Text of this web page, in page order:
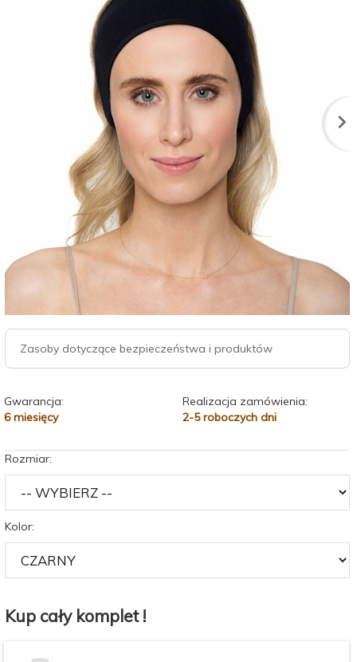
Zasoby dotyczące bezpieczeństwa i produktów
Gwarancja:
6 miesięcy
Realizacja zamówienia:
2-5 roboczych dni
Rozmiar:
Kolor:
Kup cały komplet !